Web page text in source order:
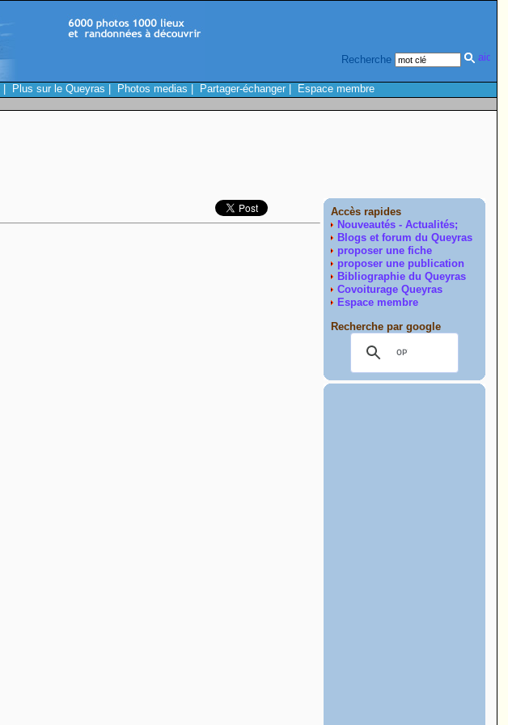
Recherche
Plus sur le Queyras Photos medias Partager-échanger|
Espace membre
Accès rapides
Nouveautés - Actualités;
Blogs et forum du Queyras
proposer une fiche
proposer une publication
Bibliographie du Queyras
Covoiturage Queyras
Espace membre
Recherche par google